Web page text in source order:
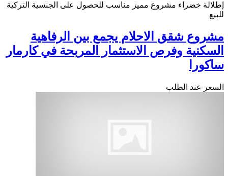
إطلالة خضراء مشروع مميز مناسب للحصول على الجنسية التركية
للبيع
مشروع شقق الاحلام يجمع بين الرفاهية
السكنية وفرص الاستثمار المربحة في كارمار
ساكورا
السعر عند الطلب